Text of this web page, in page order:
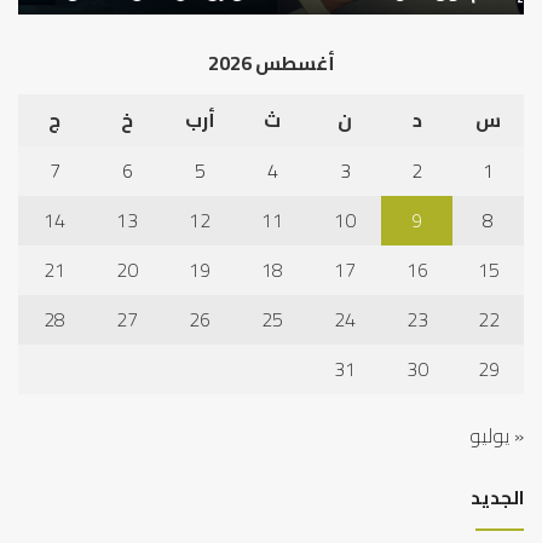
أغسطس 2026
س
د ن ث أرب خ
ج
1
2
3
4
5
6
7
8
9
10
11
12
13
14
15
16
17
18
19
20
21
22
23
24
25
26
27
28
29
30
31
« يوليو
الجديد